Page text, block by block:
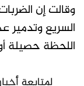
وقالت إن
السريع وتدمير
اللحظة حصيلة